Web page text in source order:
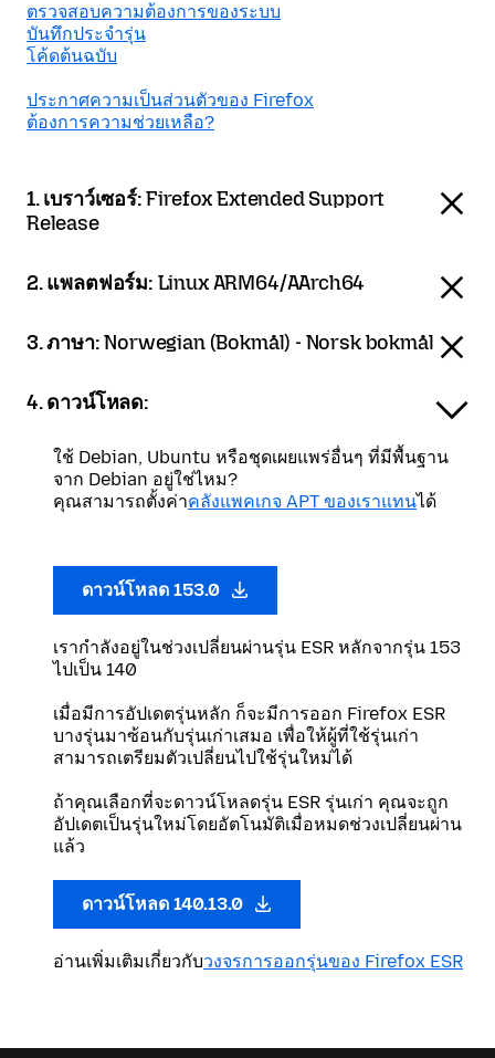
ตรวจสอบความต้องการของระบบ
บันทึกประจำรุ่น
โค้ดต้นฉบับ
ประกาศความเป็นส่วนตัวของ Firefox
ต้องการความช่วยเหลือ?
1. เบราว์เซอร์:Firefox Extended Support
Release
2. แพลตฟอร์ม: Linux ARM64/AArch64
3. ภาษา:Norwegian (Bokmål) - Norsk bokmål
4. ดาวน์โหลด:
ใช้ Debian, Ubuntu หรือชุดเผยแพร่อื่นๆ ที่มีพื้นฐาน
จาก Debian อยู่ใช่ไหม?
คุณสามารถตั้งค่าคลังแพคเกจ APT ของเราแทนได้
ดาวน์โหลด 153.0
เรากำลังอยู่ในช่วงเปลี่ยนผ่านรุ่น ESR หลักจากรุ่น 153
ไปเป็น 140
เมื่อมีการอัปเดตรุ่นหลัก ก็จะมีการออก Firefox ESR
บางรุ่นมาซ้อนกับรุ่นเก่าเสมอ เพื่อให้ผู้ที่ใช้รุ่นเก่า
สามารถเตรียมตัวเปลี่ยนไปใช้รุ่นใหม่ได้
ถ้าคุณเลือกที่จะดาวน์โหลดรุ่น ESR รุ่นเก่า คุณจะถูก
อัปเดตเป็นรุ่นใหม่โดยอัตโนมัติเมื่อหมดช่วงเปลี่ยนผ่าน
แล้ว
ดาวน์โหลด 140.13.0
อ่านเพิ่มเติมเกี่ยวกับวงจรการออกรุ่นของ Firefox ESR